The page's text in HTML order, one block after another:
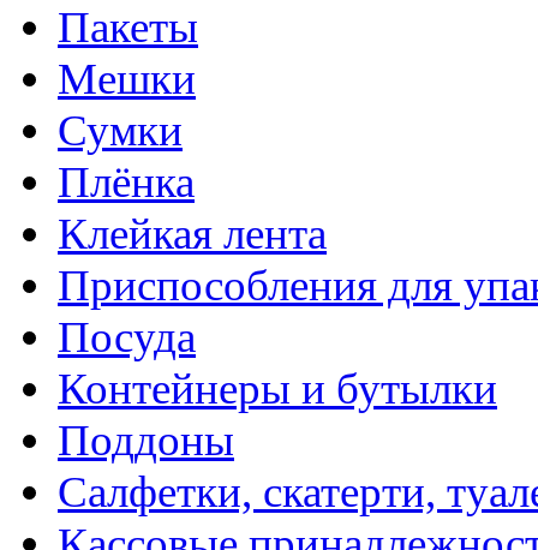
Пакеты
Мешки
Сумки
Плёнка
Клейкая лента
Приспособления для
Посуда
Контейнеры и бутылки
Поддоны
Салфетки, скатерти,